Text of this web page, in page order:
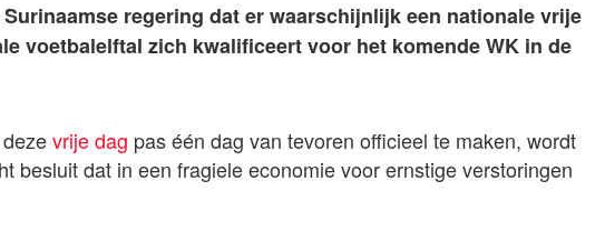
regering dat er waarschijnlijk een nationale vrije
voetbalelftal zich kwalificeert voor het komende WK in de
vrije dag pas één dag van tevoren officieel te maken, wordt
besluit dat in een fragiele economie voor ernstige verstoringen